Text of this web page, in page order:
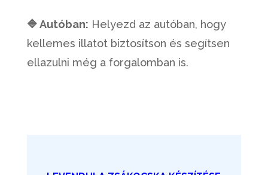
🔷 Autóban: Helyezd az autóban, hogy
kellemes illatot biztosítson és segítsen
ellazulni még a forgalomban is.